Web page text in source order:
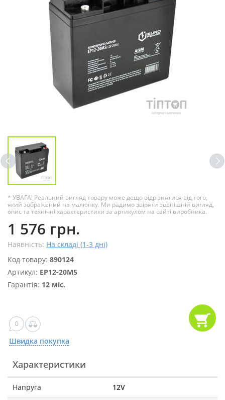
* УВАГА! Реальний вигляд товару може дещо відрізнятися від того,
який зображений на малюнку. Ми радимо звіряти зовнішній вигляд,
опис та технічні характеристики за артикулом на сайті виробника.
1 576 грн.
Наявність: На складі (1-3 дні)
Код товару: 890124
Артикул: EP12-20M5
Гарантія: 12 міс.
0
Швидка покупка
Характеристики
Напруга 12V